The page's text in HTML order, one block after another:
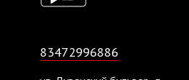
83472996886